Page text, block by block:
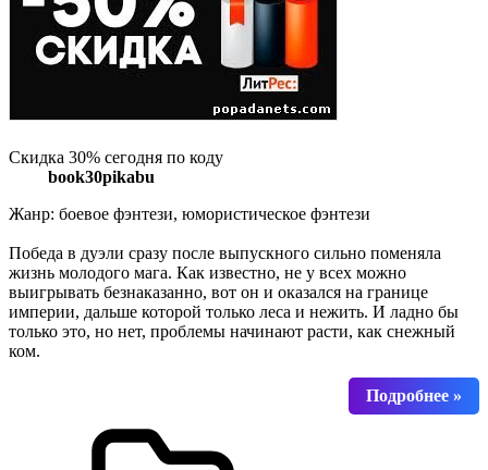
Скидка 30% сегодня по коду
book30pikabu
Жанр: боевое фэнтези, юмористическое фэнтези
Победа в дуэли сразу после выпускного сильно поменяла
жизнь молодого мага. Как известно, не у всех можно
выигрывать безнаказанно, вот он и оказался на границе
империи, дальше которой только леса и нежить. И ладно бы
только это, но нет, проблемы начинают расти, как снежный
ком.